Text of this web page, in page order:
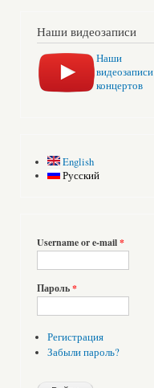
Наши видеозаписи
Наши
видеозаписи
концертов
English
Русский
Username or e-mail*
Пароль*
Регистрация
Забыли пароль?